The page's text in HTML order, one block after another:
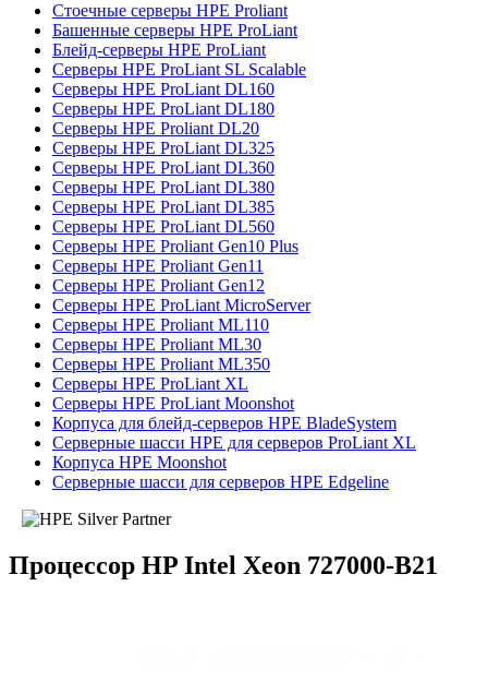
Стоечные серверы HPE Proliant
Башенные серверы HPE ProLiant
Блейд-серверы HPE ProLiant
Серверы HPE ProLiant SL Scalable
Серверы HPE ProLiant DL160
Серверы HPE ProLiant DL180
Серверы HPE Proliant DL20
Серверы HPE ProLiant DL325
Серверы HPE ProLiant DL360
Серверы HPE ProLiant DL380
Серверы HPE ProLiant DL385
Серверы HPE ProLiant DL560
Серверы HPE Proliant Gen10 Plus
Серверы HPE Proliant Gen11
Серверы HPE Proliant Gen12
Серверы HPE ProLiant MicroServer
Серверы HPE Proliant ML110
Серверы HPE Proliant ML30
Серверы HPE Proliant ML350
Серверы HPE ProLiant XL
Серверы HPE ProLiant Moonshot
Корпуса для блейд-серверов HPE BladeSystem
Серверные шасси HPE для серверов ProLiant XL
Корпуса HPE Moonshot
Серверные шасси для серверов HPE Edgeline
Процессор HP Intel Xeon 727000-B21